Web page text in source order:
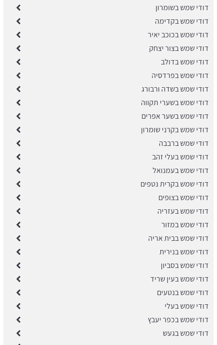
דודי שמש בשומרון
דודי שמש בקדימה
דודי שמש בכוכב יאיר
דודי שמש בצור יצחק
דודי שמש בדולב
דודי שמש בפרדסיה
דודי שמש בשדה ורבורג
דודי שמש בשערי תקווה
דודי שמש בשער אפרים
דודי שמש בקרני שומרון
דודי שמש ברבבה
דודי שמש בעלי זהב
דודי שמש בעמנואל
דודי שמש בקרית נטפים
דודי שמש בצופים
דודי שמש בעזריה
דודי שמש במזור
דודי שמש בבית אריה
דודי שמש בנירית
דודי שמש בסביון
דודי שמש בעין שריד
דודי שמש בנטעים
דודי שמש בעלי
דודי שמש בכפר יעבץ
דודי שמש בגעש